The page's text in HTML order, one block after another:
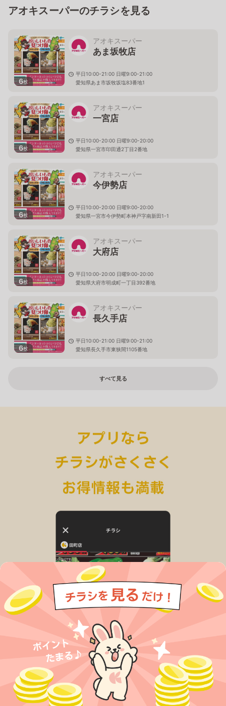
アオキスーパーのチラシを見る
6枚
アオキスーパー
あま坂牧店
平日10:00-21:00 日曜9:00-21:00
愛知県あま市坂牧坂塩83番地1
6枚
アオキスーパー
一宮店
平日10:00-20:00 日曜9:00-20:00
愛知県一宮市印田通2丁目2番地
6枚
アオキスーパー
今伊勢店
平日10:00-20:00 日曜9:00-20:00
愛知県一宮市今伊勢町本神戸字南新田1-1
6枚
アオキスーパー
大府店
平日10:00-20:00 日曜9:00-20:00
愛知県大府市明成町一丁目392番地
6枚
アオキスーパー
長久手店
平日10:00-21:00 日曜9:00-21:00
愛知県長久手市東狭間1105番地
すべて見る